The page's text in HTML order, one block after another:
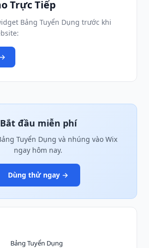
Trực Tiếp
Bảng Tuyển Dụng trước khi
Bắt đầu miễn phí
Tuyển Dụng và nhúng vào Wix
ngay hôm nay.
Dùng thử ngay →
Bảng Tuyển Dụng